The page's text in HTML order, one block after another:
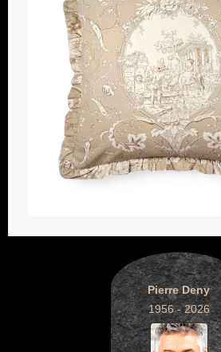
Pierre Deny
1956 - 2026